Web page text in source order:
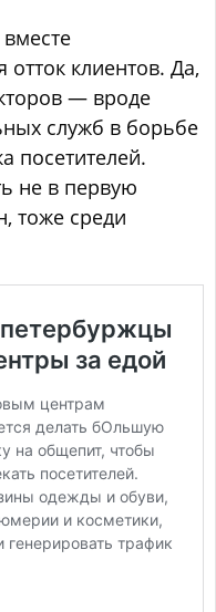
клиентов. Да,
— вроде
служб в борьбе
посетителей.
не в первую
тоже среди